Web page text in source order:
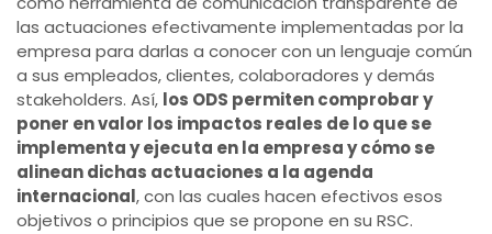
las actuaciones efectivamente implementadas por la
empresa para darlas a conocer con un lenguaje común
a sus empleados, clientes, colaboradores y demás
stakeholders. Así, los ODS permiten comprobar y
poner en valor los impactos reales de lo que se
implementa y ejecuta en la empresa y cómo se
alinean dichas actuaciones a la agenda
internacional, con las cuales hacen efectivos esos
objetivos o principios que se propone en su RSC.